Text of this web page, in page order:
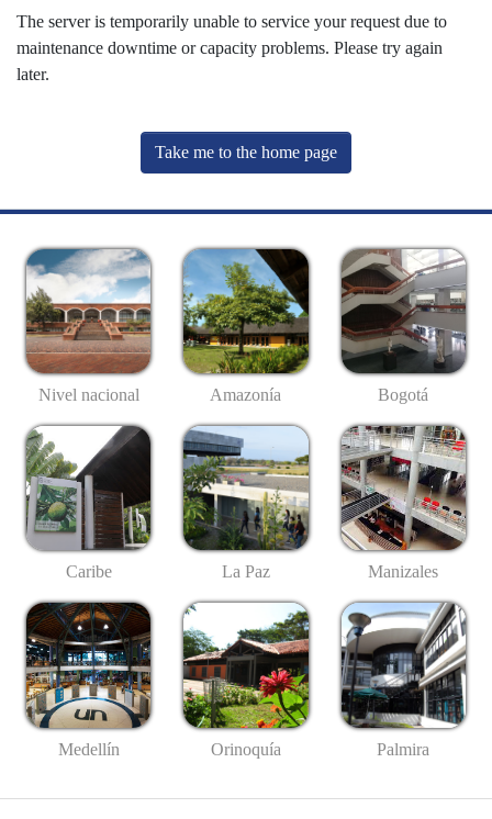
The server is temporarily unable to service your request due to
maintenance downtime or capacity problems. Please try again
later.
Take me to the home page
Nivel nacional Amazonía Bogotá
Caribe La Paz Manizales
Medellín Orinoquía Palmira